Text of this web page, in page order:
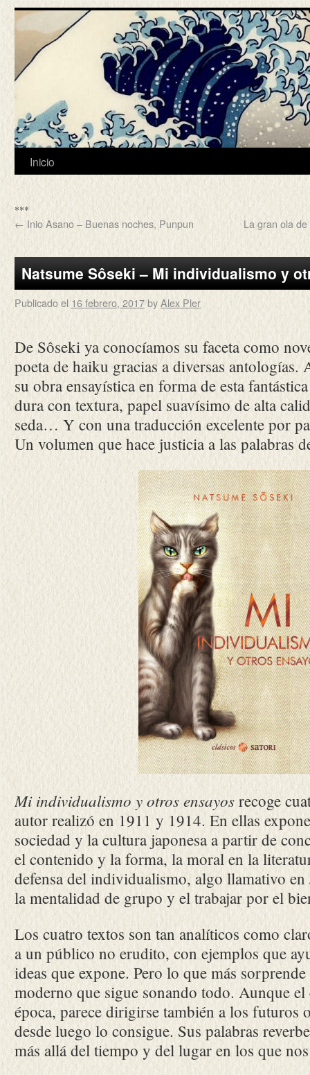
Inicio
***
← Inio Asano – Buenas noches, Punpun La gran ola
Natsume Sôseki – Mi individualismo y
Publicado el 16 febrero, 2017byAlex Pler
De Sôseki ya conocíamos su faceta como
poeta de haiku gracias a diversas antologías.
su obra ensayística en forma de esta
dura con textura, papel suavísimo de alta
seda… Y con una traducción excelente por
Un volumen que hace justicia a las palabras
Mi individualismo y otros ensayos recoge
autor realizó en 1911 y 1914. En ellas
sociedad y la cultura japonesa a partir de
el contenido y la forma, la moral en la
defensa del individualismo, algo llamativo en
la mentalidad de grupo y el trabajar por el
Los cuatro textos son tan analíticos como
a un público no erudito, con ejemplos que
ideas que expone. Pero lo que más
moderno que sigue sonando todo. Aunque
época, parece dirigirse también a los futuros
desde luego lo consigue. Sus palabras
más allá del tiempo y del lugar en los que